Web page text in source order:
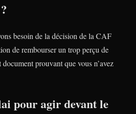
besoin de la décision de la CAF
de rembourser un trop perçu de
prouvant que vous n’avez
pour agir devant le